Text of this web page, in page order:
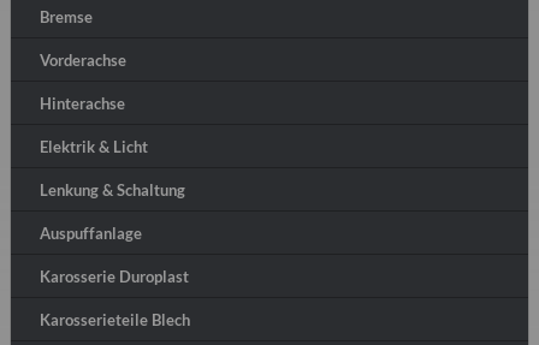
Bremse
Vorderachse
Hinterachse
Elektrik & Licht
Lenkung & Schaltung
Auspuffanlage
Karosserie Duroplast
Karosserieteile Blech